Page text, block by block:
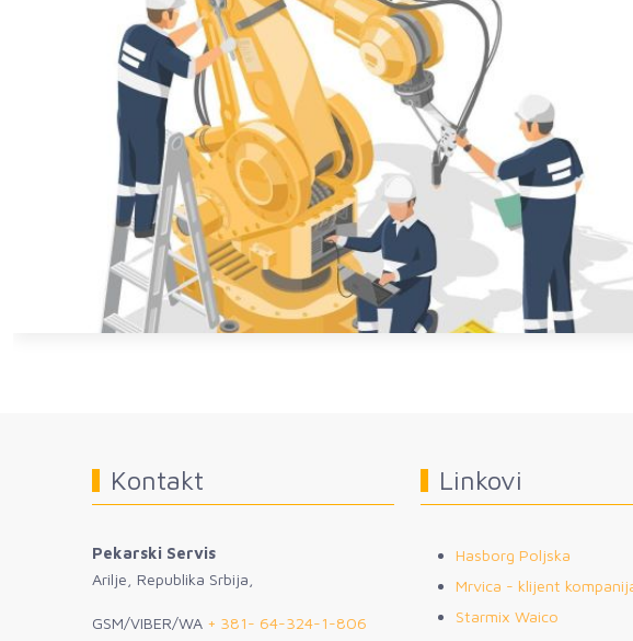
Kontakt
Pekarski Servis
Arilje, Republika Srbija,
GSM/VIBER/WA + 381- 64-324-1-806
Linkovi
Hasborg Poljska
Mrvica - klijent
Starmix Waico